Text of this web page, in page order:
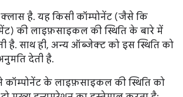
है. यह किसी कॉम्पोनेंट (जैसे कि
की लाइफ़साइकल की स्थिति के बारे में
है. साथ ही, अन्य ऑब्जेक्ट को इस स्थिति को
देती है.
कॉम्पोनेंट के लाइफ़साइकल की स्थिति को